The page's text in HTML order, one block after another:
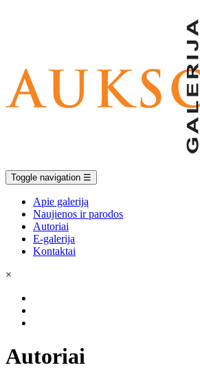
Toggle navigation ☰
Apie galeriją
Naujienos ir parodos
Autoriai
E-galerija
Kontaktai
×
Autoriai